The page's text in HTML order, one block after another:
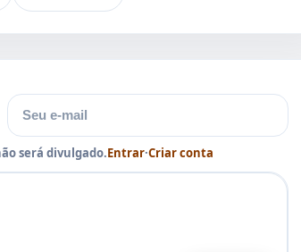
E-mail
será divulgado.Entrar·Criar conta